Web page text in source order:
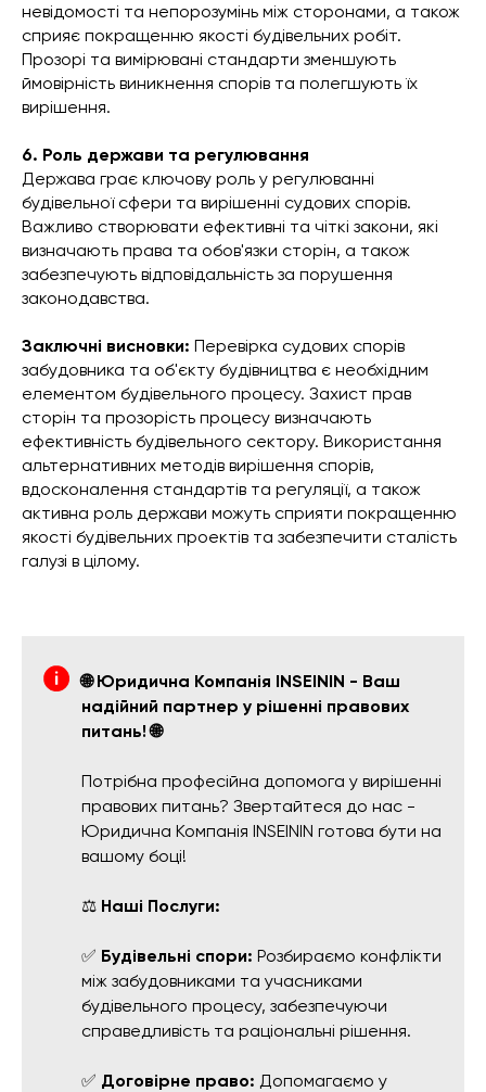
невідомості та непорозумінь між сторонами, а також
сприяє покращенню якості будівельних робіт.
Прозорі та вимірювані стандарти зменшують
ймовірність виникнення спорів та полегшують їх
вирішення.
6. Роль держави та регулювання
Держава грає ключову роль у регулюванні
будівельної сфери та вирішенні судових спорів.
Важливо створювати ефективні та чіткі закони, які
визначають права та обов'язки сторін, а також
забезпечують відповідальність за порушення
законодавства.
Заключні висновки: Перевірка судових спорів
забудовника та об'єкту будівництва є необхідним
елементом будівельного процесу. Захист прав
сторін та прозорість процесу визначають
ефективність будівельного сектору. Використання
альтернативних методів вирішення спорів,
вдосконалення стандартів та регуляції, а також
активна роль держави можуть сприяти покращенню
якості будівельних проектів та забезпечити сталість
галузі в цілому.
🌐 Юридична Компанія INSEININ - Ваш
надійний партнер у рішенні правових
питань! 🌐
Потрібна професійна допомога у вирішенні
правових питань? Звертайтеся до нас -
Юридична Компанія INSEININ готова бути на
вашому боці!
⚖️ Наші Послуги:
✅ Будівельні спори: Розбираємо конфлікти
між забудовниками та учасниками
будівельного процесу, забезпечуючи
справедливість та раціональні рішення.
✅ Договірне право: Допомагаємо у